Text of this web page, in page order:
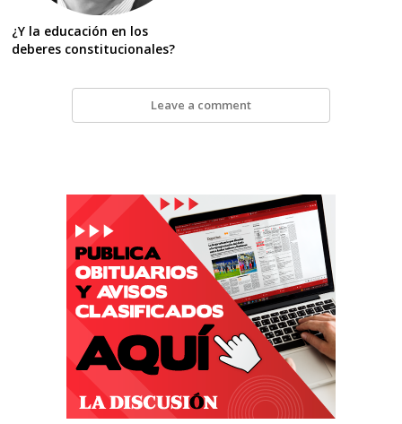
¿Y la educación en los
deberes constitucionales?
Leave a comment